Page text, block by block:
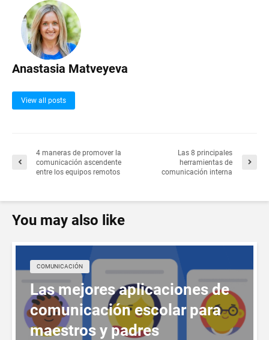
Anastasia Matveyeva
View all posts
4 maneras de promover la
comunicación ascendente
entre los equipos remotos
Las 8 principales
herramientas de
comunicación interna
You may also like
COMUNICACIÓN
Las mejores aplicaciones de
comunicación escolar para
maestros y padres